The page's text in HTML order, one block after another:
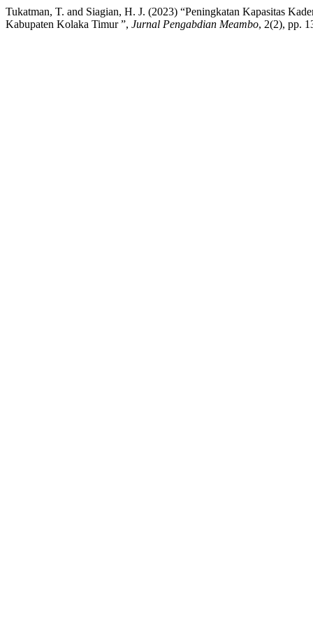
Tukatman, T. and Siagian, H. J. (2023) “Peningkatan Kapasitas
Kabupaten Kolaka Timur ”, Jurnal Pengabdian Meambo, 2(2), pp.